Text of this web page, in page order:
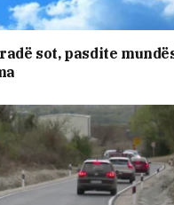
sot, pasdite